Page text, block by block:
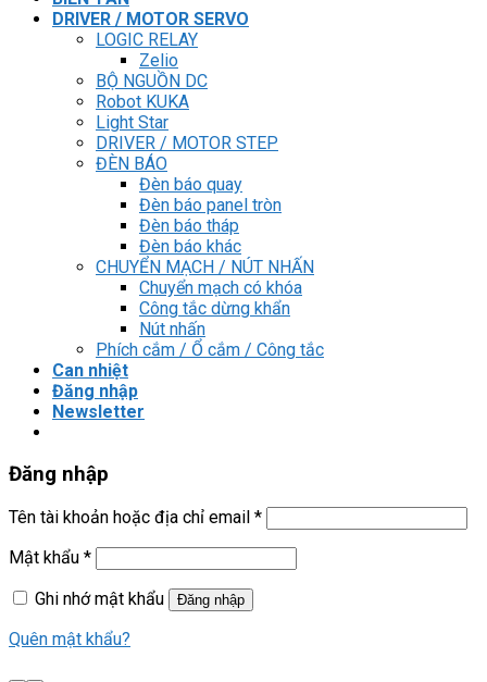
DRIVER / MOTOR SERVO
LOGIC RELAY
Zelio
BỘ NGUỒN DC
Robot KUKA
Light Star
DRIVER / MOTOR STEP
ĐÈN BÁO
Đèn báo quay
Đèn báo panel tròn
Đèn báo tháp
Đèn báo khác
CHUYỂN MẠCH / NÚT NHẤN
Chuyển mạch có khóa
Công tắc dừng khẩn
Nút nhấn
Phích cắm / Ổ cắm / Công tắc
Can nhiệt
Đăng nhập
Newsletter
Đăng nhập
Tên tài khoản hoặc địa chỉ email *
Mật khẩu *
Ghi nhớ mật khẩu
Đăng nhập
Quên mật khẩu?